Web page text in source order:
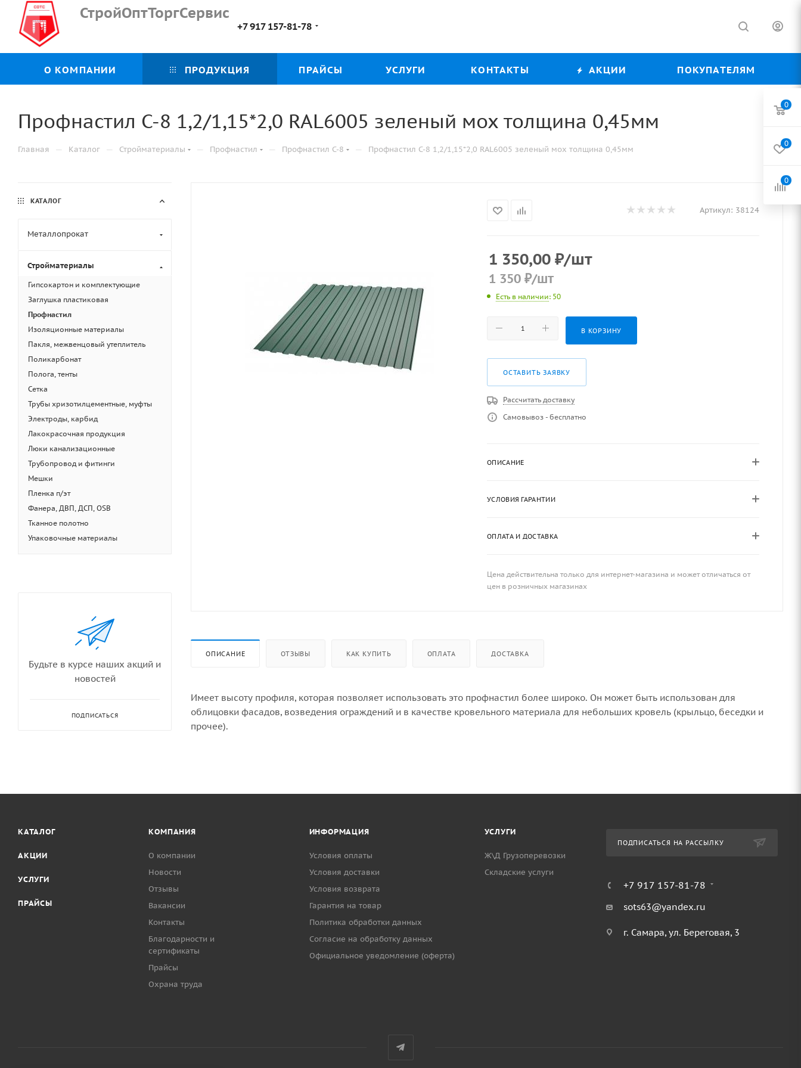
СтройОптТоргСервис
+7 917 157-81-78
О КОМПАНИИ ПРОДУКЦИЯ ПРАЙСЫ УСЛУГИ КОНТАКТЫ АКЦИИ ПОКУПАТЕЛЯМ
Профнастил С-8 1,2/1,15*2,0 RAL6005 зеленый мох толщина 0,45мм
Главная — Каталог — Стройматериалы — Профнастил — Профнастил С-8 — Профнастил С-8 1,2/1,15*2,0 RAL6005 зеленый мох толщина 0,45мм
Артикул: 38124
1 350,00 ₽/шт
1 350 ₽/шт
Есть в наличии: 50
В КОРЗИНУ
ОСТАВИТЬ ЗАЯВКУ
Рассчитать доставку
Самовывоз - бесплатно
ОПИСАНИЕ
УСЛОВИЯ ГАРАНТИИ
ОПЛАТА И ДОСТАВКА
Цена действительна только для интернет-магазина и может отличаться от
цен в розничных магазинах
ОПИСАНИЕ ОТЗЫВЫ КАК КУПИТЬ ОПЛАТА ДОСТАВКА
Имеет высоту профиля, которая позволяет использовать это профнастил более широко. Он может быть использован для
облицовки фасадов, возведения ограждений и в качестве кровельного материала для небольших кровель (крыльцо, беседки и
прочее).
КАТАЛОГ
Металлопрокат
Стройматериалы
Гипсокартон и комплектующие
Заглушка пластиковая
Профнастил
Изоляционные материалы
Пакля, межвенцовый утеплитель
Поликарбонат
Полога, тенты
Сетка
Трубы хризотилцементные, муфты
Электроды, карбид
Лакокрасочная продукция
Люки канализационные
Трубопровод и фитинги
Мешки
Пленка п/эт
Фанера, ДВП, ДСП, OSB
Тканное полотно
Упаковочные материалы
Будьте в курсе наших акций и
новостей
ПОДПИСАТЬСЯ
КАТАЛОГ
АКЦИИ
УСЛУГИ
ПРАЙСЫ
КОМПАНИЯ
О компании
Новости
Отзывы
Вакансии
Контакты
Благодарности и
сертификаты
Прайсы
Охрана труда
ИНФОРМАЦИЯ
Условия оплаты
Условия доставки
Условия возврата
Гарантия на товар
Политика обработки данных
Согласие на обработку данных
Официальное уведомление (оферта)
УСЛУГИ
Ж\Д Грузоперевозки
Cкладские услуги
ПОДПИСАТЬСЯ НА РАССЫЛКУ
+7 917 157-81-78
sots63@yandex.ru
г. Самара, ул. Береговая, 3
0
0
0